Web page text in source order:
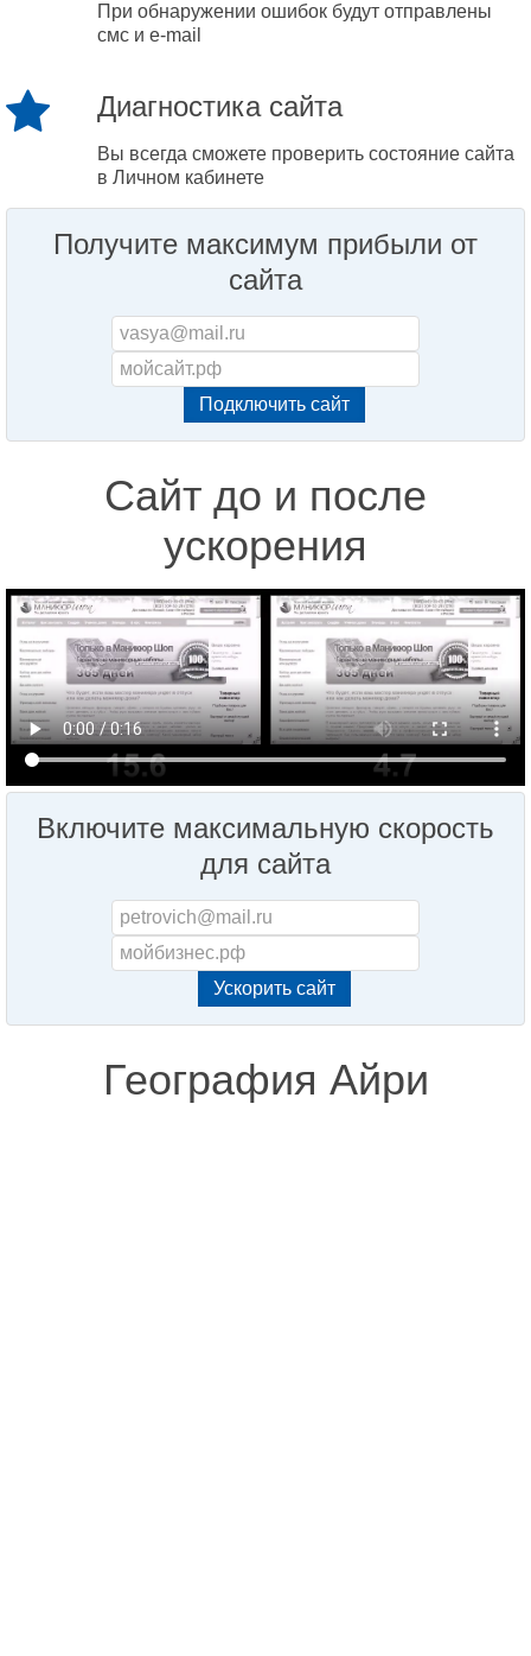
При обнаружении ошибок будут отправлены
смс и e-mail
Диагностика сайта
Вы всегда сможете проверить состояние сайта
в Личном кабинете
Получите максимум прибыли от
сайта
Сайт до и после
ускорения
Включите максимальную скорость
для сайта
География Айри